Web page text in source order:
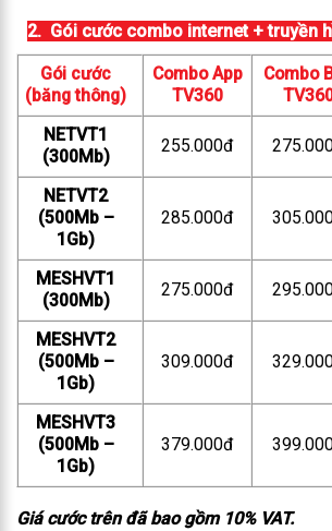
2. Gói cước combo internet + truyền
Gói cước
(băng thông)
Combo App
TV360
Combo
NETVT1
(300Mb)
255.000đ
NETVT2
(500Mb –
1Gb)
285.000đ
MESHVT1
(300Mb)
275.000đ
MESHVT2
(500Mb –
1Gb)
309.000đ
MESHVT3
(500Mb –
1Gb)
379.000đ
Giá cước trên đã bao gồm 10% VAT.